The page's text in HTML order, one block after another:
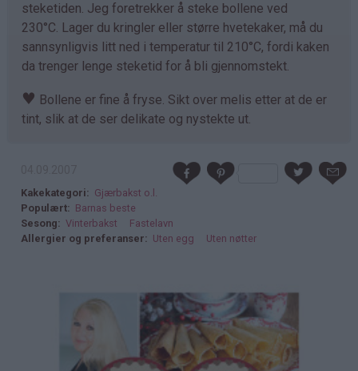
steketiden. Jeg foretrekker å steke bollene ved
230°C. Lager du kringler eller større hvetekaker, må du
sannsynligvis litt ned i temperatur til 210°C, fordi kaken
da trenger lenge steketid for å bli gjennomstekt.
♥ Bollene er fine å fryse. Sikt over melis etter at de er
tint, slik at de ser delikate og nystekte ut.
Kakekategori
Gjærbakst o.l.
Populært
Barnas beste
Sesong
Vinterbakst
Fastelavn
Allergier og preferanser
Uten egg Uten nøtter